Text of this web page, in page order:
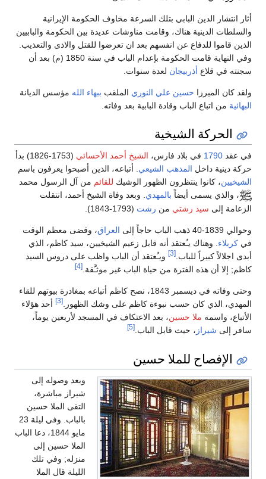
أثار انتشار الدين البابي بتلك السرعة مخاوف الحكومة الإيرانية
والسلطات الدينية هناك، وقامت مناوشات عديدة بين الحكومة والبابيين
الذين قاموا للدفاع عن انفسهم بعد ان تعرضوا للقتل والاذى والتعذيب.
وفي النهاية قامت الحكومة بإعدام الباب في سنة 1850 (م) بعد أن
سجنته في قلاع أذربيجان لعدة سنوات.
ولقد كان الميرزا حسين علي النوري الملقب ببهاء الله مؤسس الديانة
البهائية من اتباع الباب وقادة البابية بعد وفاته.
الحركة الشيخية
في عقد 1790 في بلاد فارس، الشيخ أحمد الأحسائي
(1753-1826) بدأ
حركة دينية داخل المذهب الشيعي . أتباعه، الذين أصبحوا يعرفون باسم
الشيخيين، كانوا ينتظرون الظهور الوشيك للقائم من آل الرسول محمد
، والذي يسمى أيضاً بالمهدي . وبعد وفاة الشيخ أحمد، انتقلت
الزعامة إلى سيد رشتي من رشت (1793-1843).
وحوالي 1839-40 ذهب الباب حاجاً إلى العراق، وقضى معظم الوقت
في كربلاء . وهناك يـُعتقد أنه قابل زعيم الشيخيين، سيد كاظم، الذي
أبدى اجلالاً كبيراً للباب. [3]
ويـُعتقد أن الباب واظب على دروس السيد
كاظم; إلا أن هذه الفترة من حياة الباب غير موثـَّقة. [4]
وحتى وفاته في ديسمبر 1843، نصح كاظم أتباعه بمغادرة بيوتهم للقاء
المهدي، الذي كان حسب نبوءة كاظم على وشك الظهور.
[3]
أحد هؤلاء
الأتباع، واسمه ملا حسين، بعد الاعتكاف في المسجد لأربعين يوماً،
سافر إلى شيراز ، حيث قابل الباب. [5]
الإفصاح للملا حسين
وبعد وصوله إلى
شيراز مباشرة،
التقى الملا حسين
بالباب. وفي ليلة 23
مايو 1844، دعا الباب
الملا حسين إلى
منزله; وفي تلك
الليلة قال الملا